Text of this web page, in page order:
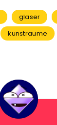
glaser
kunstraume